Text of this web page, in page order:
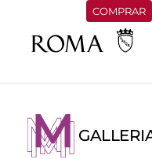
COMPRAR